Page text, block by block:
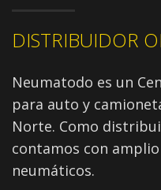
DISTRIBUIDOR
Neumatodo es un
para auto y
Norte. Como
contamos con
neumáticos.